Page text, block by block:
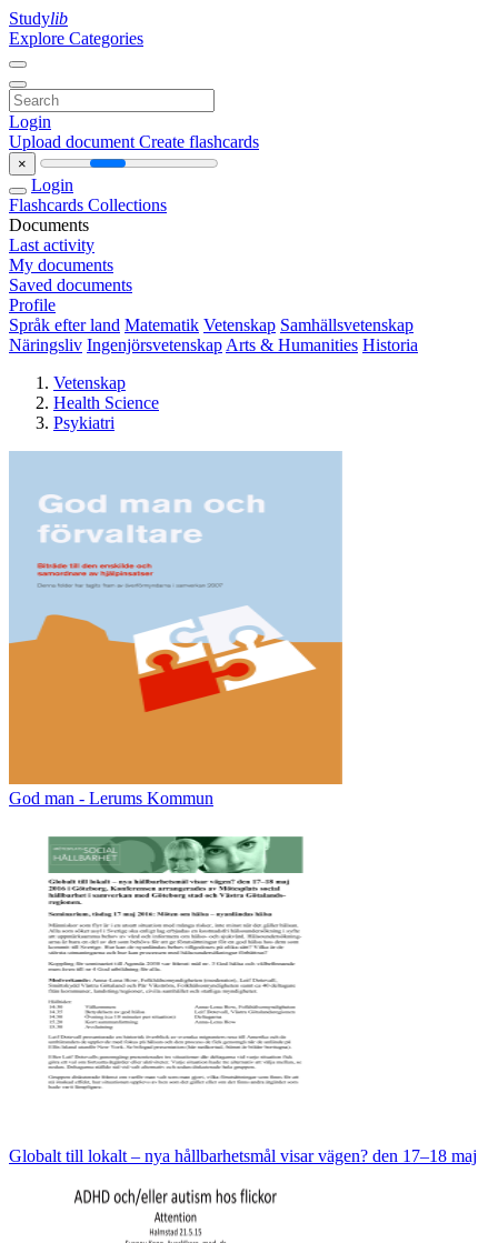
Studylib
Explore Categories
Login
Upload document Create flashcards
×
Login
Flashcards Collections
Documents
Last activity
My documents
Saved documents
Profile
Språk efter land Matematik Vetenskap Samhällsvetenskap
Näringsliv Ingenjörsvetenskap Arts & Humanities Historia
Vetenskap
Health Science
Psykiatri
God man - Lerums Kommun
Globalt till lokalt – nya hållbarhetsmål visar vägen? den 17–18 maj